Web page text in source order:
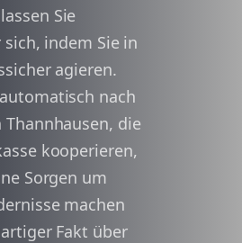
Sie
indem Sie in
agieren.
nach
die
kooperieren,
Sorgen um
machen
Fakt über